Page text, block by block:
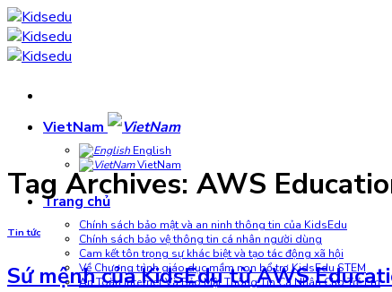
Skip
to
content
VietNam
English
VietNam
Trang chủ
Chính sách bảo mật và an ninh thông tin của KidsEdu
Chính sách bảo vệ thông tin cá nhân người dùng
Cam kết tôn trọng sự khác biệt và tạo tác động xã hội
Về Chương trình giáo dục mầm non bổ trợ KidsEdu STEM
An Toàn Internet Và Bảo Mật Thông Tin Cá Nhân Cho Trẻ Em
Tag Archives: AWS
Tin tức
Sứ mệnh của KidsEdu từ AWS